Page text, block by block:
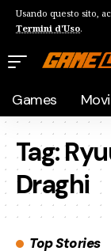
Usando questo sito,
Termini d'Uso.
Games
Tag:
Draghi
Top Stories